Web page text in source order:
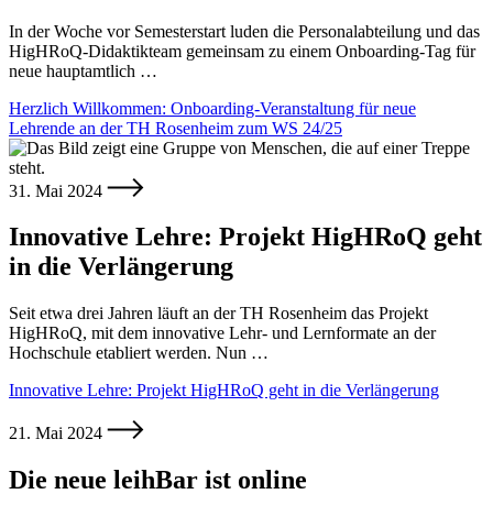
In der Woche vor Semesterstart luden die Personalabteilung und das
HigHRoQ-Didaktikteam gemeinsam zu einem Onboarding-Tag für
neue hauptamtlich …
Herzlich Willkommen: Onboarding-Veranstaltung für neue
Lehrende an der TH Rosenheim zum WS 24/25
31. Mai 2024
Innovative Lehre: Projekt HigHRoQ geht
in die Verlängerung
Seit etwa drei Jahren läuft an der TH Rosenheim das Projekt
HigHRoQ, mit dem innovative Lehr- und Lernformate an der
Hochschule etabliert werden. Nun …
Innovative Lehre: Projekt HigHRoQ geht in die Verlängerung
21. Mai 2024
Die neue leihBar ist online